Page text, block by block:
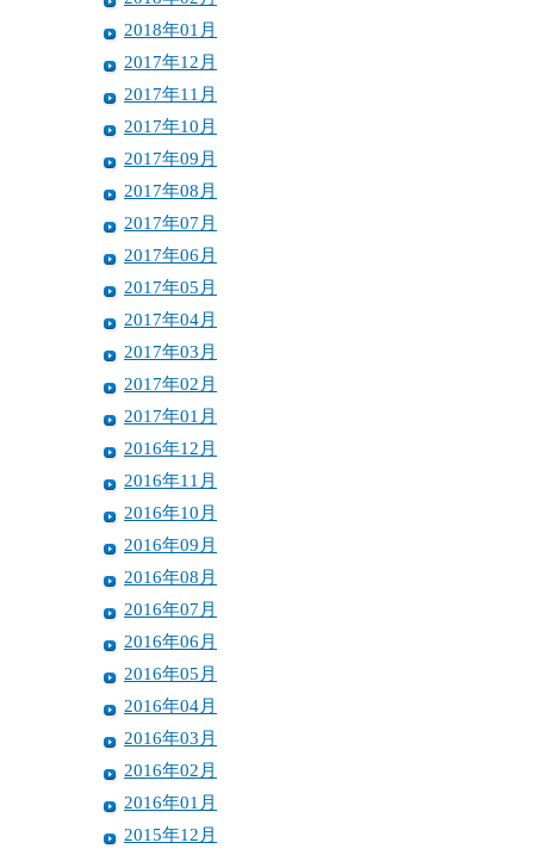
2018年01月
2017年12月
2017年11月
2017年10月
2017年09月
2017年08月
2017年07月
2017年06月
2017年05月
2017年04月
2017年03月
2017年02月
2017年01月
2016年12月
2016年11月
2016年10月
2016年09月
2016年08月
2016年07月
2016年06月
2016年05月
2016年04月
2016年03月
2016年02月
2016年01月
2015年12月